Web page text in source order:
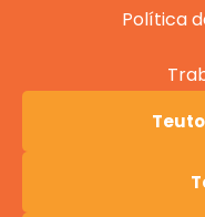
Política